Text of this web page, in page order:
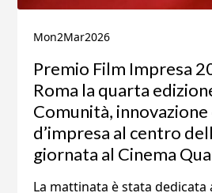
Mon2Mar2026
Premio Film Impresa
Roma la quarta
Comunità,
d’impresa al centro
giornata al Cinema
La mattinata è stata dedicata